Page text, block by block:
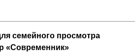
семейного просмотра
«Современник»